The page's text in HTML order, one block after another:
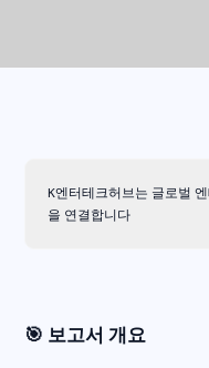
K엔터테크허브는 글로벌
을 연결합니다
🎯 보고서 개요